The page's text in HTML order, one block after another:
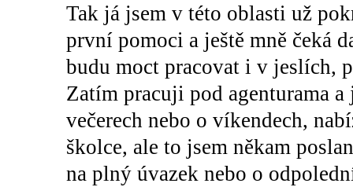
Tak já jsem v této oblasti už
první pomoci a ještě mně čeká
budu moct pracovat i v jeslích,
Zatím pracuji pod agenturama
večerech nebo o víkendech,
školce, ale to jsem někam
na plný úvazek nebo o